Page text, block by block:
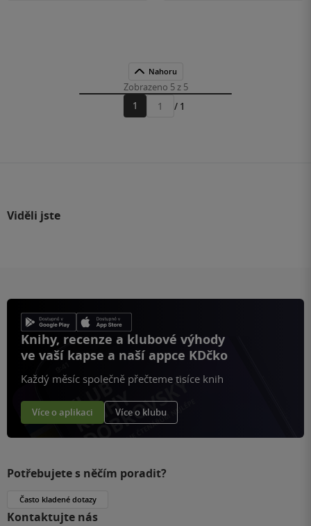
Nahoru
Zobrazeno 5 z 5
1
Přejít
/ 1
Viděli jste
Knihy, recenze a klubové výhody
ve vaší kapse a naší appce KDčko
Každý měsíc společně přečteme tisíce knih
Více o aplikaci Více o klubu
Potřebujete s něčím poradit?
Často kladené dotazy
Kontaktujte nás